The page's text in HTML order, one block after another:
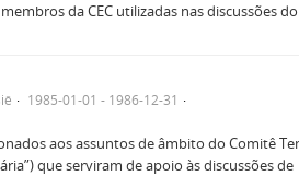
da CEC utilizadas nas discussões do
1985-01-01 - 1986-12-31
aos assuntos de âmbito do Comitê
que serviram de apoio às discussões de